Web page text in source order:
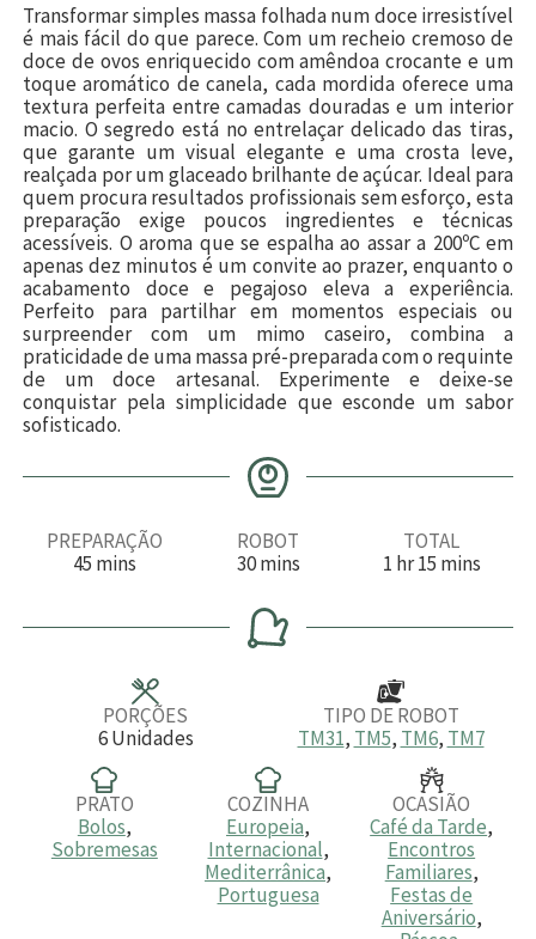
Transformar simples massa folhada num doce irresistível
é mais fácil do que parece. Com um recheio cremoso de
doce de ovos enriquecido com amêndoa crocante e um
toque aromático de canela, cada mordida oferece uma
textura perfeita entre camadas douradas e um interior
macio. O segredo está no entrelaçar delicado das tiras,
que garante um visual elegante e uma crosta leve,
realçada por um glaceado brilhante de açúcar. Ideal para
quem procura resultados profissionais sem esforço, esta
preparação exige poucos ingredientes e técnicas
acessíveis. O aroma que se espalha ao assar a 200ºC em
apenas dez minutos é um convite ao prazer, enquanto o
acabamento doce e pegajoso eleva a experiência.
Perfeito para partilhar em momentos especiais ou
surpreender com um mimo caseiro, combina a
praticidade de uma massa pré-preparada com o requinte
de um doce artesanal. Experimente e deixe-se
conquistar pela simplicidade que esconde um sabor
sofisticado.
PREPARAÇÃO
45m
u
mins
ROBOT
30m
n
u
t
mins
TOTAL
1h
a
hr15m
u
mins
PORÇÕES
6 Unidades
TIPO DE ROBOT
TM31, TM5, TM6, TM7
PRATO
Bolos,
Sobremesas
COZINHA
Europeia,
Internacional,
Mediterrânica,
Portuguesa
OCASIÃO
Café da Tarde,
Encontros
Familiares,
Festas de
Aniversário,